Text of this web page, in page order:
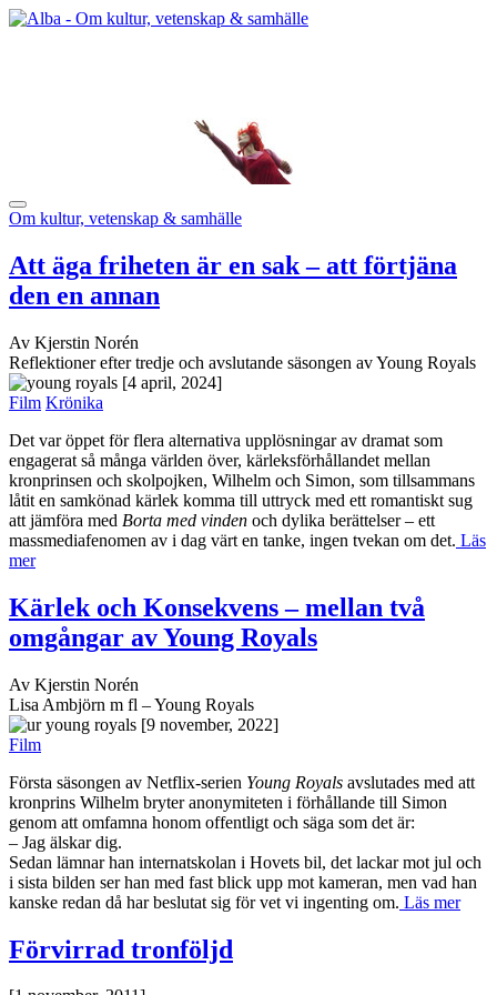
Om kultur, vetenskap & samhälle
Att äga friheten är en sak – att förtjäna
den en annan
Av Kjerstin Norén
Reflektioner efter tredje och avslutande säsongen av Young Royals
[4 april, 2024]
Film Krönika
Det var öppet för flera alternativa upplösningar av dramat som
engagerat så många världen över, kärleksförhållandet mellan
kronprinsen och skolpojken, Wilhelm och Simon, som tillsammans
låtit en samkönad kärlek komma till uttryck med ett romantiskt sug
att jämföra med Borta med vinden och dylika berättelser – ett
massmediafenomen av i dag värt en tanke, ingen tvekan om det. Läs
mer
Kärlek och Konsekvens – mellan två
omgångar av Young Royals
Av Kjerstin Norén
Lisa Ambjörn m fl – Young Royals
[9 november, 2022]
Film
Första säsongen av Netflix-serien Young Royals avslutades med att
kronprins Wilhelm bryter anonymiteten i förhållande till Simon
genom att omfamna honom offentligt och säga som det är:
– Jag älskar dig.
Sedan lämnar han internatskolan i Hovets bil, det lackar mot jul och
i sista bilden ser han med fast blick upp mot kameran, men vad han
kanske redan då har beslutat sig för vet vi ingenting om. Läs mer
Förvirrad tronföljd